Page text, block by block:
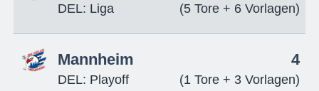
DEL: Liga (5 Tore + 6 Vorlagen)
Mannheim
DEL: Playoff
4
(1 Tore + 3 Vorlagen)